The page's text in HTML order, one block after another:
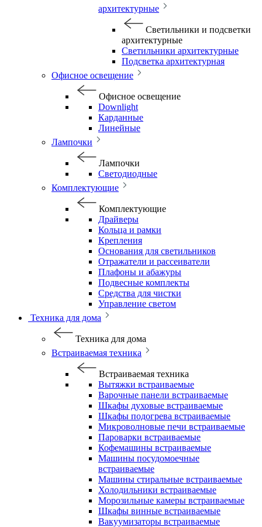
архитектурные
Светильники и подсветки
архитектурные
Светильники архитектурные
Подсветка архитектурная
Офисное освещение
Офисное освещение
Downlight
Карданные
Линейные
Лампочки
Лампочки
Светодиодные
Комплектующие
Комплектующие
Драйверы
Кольца и рамки
Крепления
Основания для светильников
Отражатели и рассеиватели
Плафоны и абажуры
Подвесные комплекты
Средства для чистки
Управление светом
Техника для дома
Техника для дома
Встраиваемая техника
Встраиваемая техника
Вытяжки встраиваемые
Варочные панели встраиваемые
Шкафы духовые встраиваемые
Шкафы подогрева встраиваемые
Микроволновые печи встраиваемые
Пароварки встраиваемые
Кофемашины встраиваемые
Машины посудомоечные
встраиваемые
Машины стиральные встраиваемые
Холодильники встраиваемые
Морозильные камеры встраиваемые
Шкафы винные встраиваемые
Вакуумизаторы встраиваемые